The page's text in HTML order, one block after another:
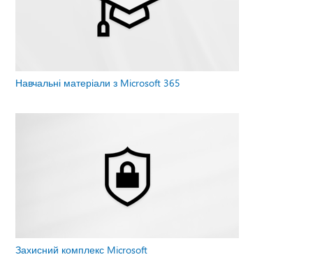
Навчальні матеріали з Microsoft 365
Захисний комплекс Microsoft